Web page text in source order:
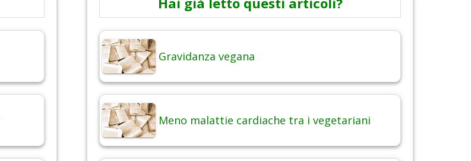
Gravidanza vegana
Meno malattie cardiache tra i vegetariani